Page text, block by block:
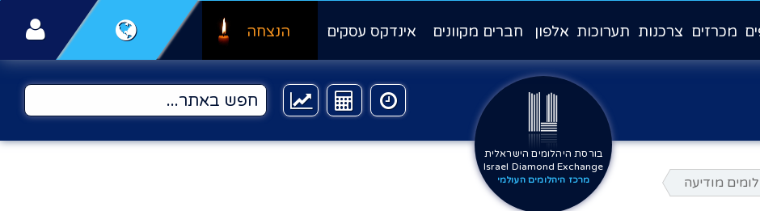
מכרזים צרכנות תערוכות אלפון חברים מקוונים אינדקס עסקים הנצחה
בורסת היהלומים הישראלית
Israel Diamond Exchange
מרכז היהלומים העולמי מודיעה